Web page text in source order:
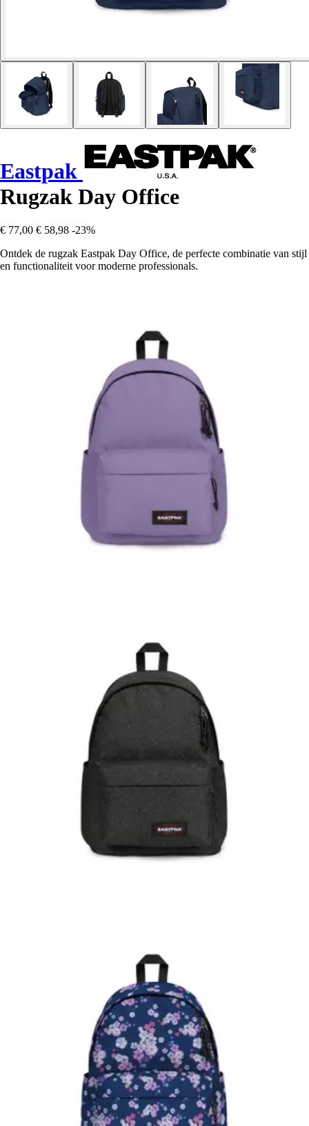
Eastpak
Rugzak Day Office
€ 77,00 € 58,98 -23%
Ontdek de rugzak Eastpak Day Office, de perfecte combinatie van stijl
en functionaliteit voor moderne professionals.